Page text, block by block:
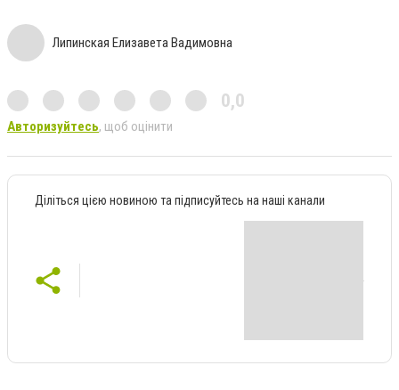
Липинская Елизавета Вадимовна
0,0
Авторизуйтесь, щоб оцінити
Діліться цією новиною та підписуйтесь на наші канали